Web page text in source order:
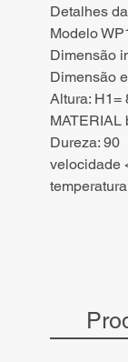
Detalhes
Modelo
Dimensão
Dimensão
Altura: H1=
MATERIAL
Dureza: 90
velocidade